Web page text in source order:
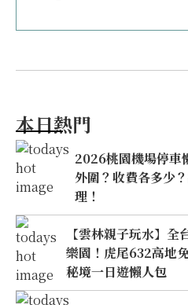
本日熱門
2026桃園機場停車
外圍？收費各多少
理！
【雲林親子玩水】
樂園！虎尾632高地
秘境一日遊懶人包